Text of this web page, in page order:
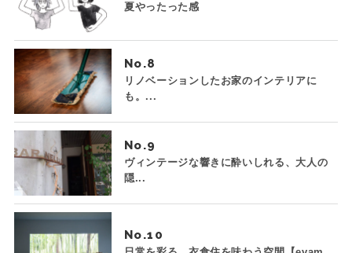
夏やったった感
No.
リノベーションしたお家のインテリアに
も。...
No.
ヴィンテージな響きに酔いしれる、大人の
隠...
No.